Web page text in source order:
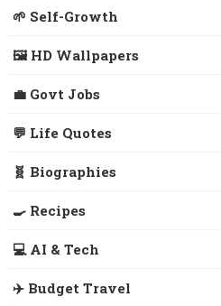
🌱 Self-Growth
🖼️ HD Wallpapers
💼 Govt Jobs
💬 Life Quotes
🧬 Biographies
🍳 Recipes
💻 AI & Tech
✈️ Budget Travel